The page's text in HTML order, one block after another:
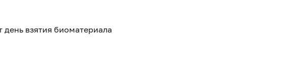
день взятия биоматериала